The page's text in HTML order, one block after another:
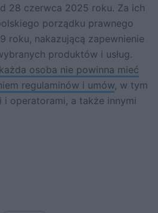
28 czerwca 2025 roku. Za ich
porządku prawnego
roku, nakazującą zapewnienie
produktów i usług.
osoba nie powinna mieć
regulaminów i umów, w tym
i operatorami, a także innymi